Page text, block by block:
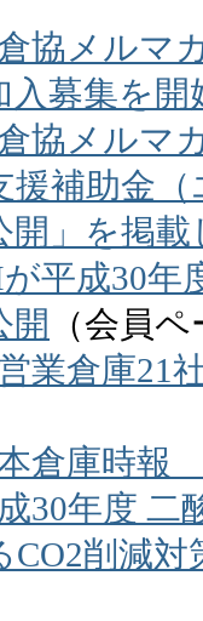
協メルマ
入募集を
協メルマ
援補助金
開」を掲
平成30年
開
（会員
営業倉庫21
倉庫時報
30年度 二
CO2削減